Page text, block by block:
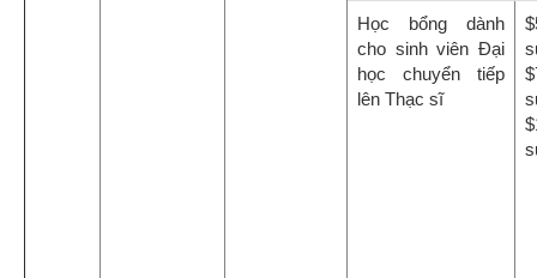
Học bổng dành
cho sinh viên Đại
học chuyển tiếp
lên Thạc sĩ